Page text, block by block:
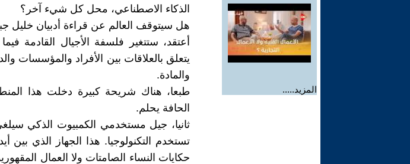
المزيد.....
الذكاء الاصطناعي، محل كل شيء آخر؟
هل سيتوقف العالم عن قراءة أدبيان خليل
أعتقد، ستتغير فلسفة الأجيال القادمة
يتعلق بالعلاقات بين الأفراد والمؤسسات
والمادة.
طبعا، هناك شريحة كبيرة دخلت هذا
الحافة يحلم.
ثانيا، جيل مستخدمي الكمبيوت الذكي
تستخدم التكنولوجيا. هذا الجهاز الذي بين
حكايات النساء الصامتات ولا العمال